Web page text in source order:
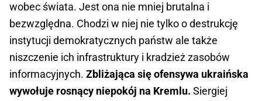
wobec świata. Jest ona nie mniej brutalna i
bezwzględna. Chodzi w niej nie tylko o destrukcję
instytucji demokratycznych państw ale także
niszczenie ich infrastruktury i kradzież zasobów
informacyjnych. Zbliżająca się ofensywa ukraińska
wywołuje rosnący niepokój na Kremlu. Siergiej